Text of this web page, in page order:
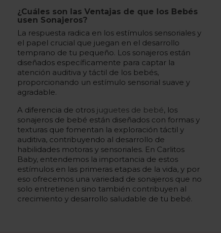
¿Cuáles son las Ventajas de que los Bebés
usen Sonajeros?
La respuesta radica en los estímulos sensoriales y
el papel crucial que juegan en el desarrollo
temprano de tu pequeño. Los sonajeros están
diseñados específicamente para captar la
atención auditiva y táctil de los bebés,
proporcionando un estímulo sensorial suave y
agradable.
A diferencia de otros juguetes de bebé, los
sonajeros de bebé están diseñados con formas y
texturas que fomentan la exploración táctil y
auditiva, contribuyendo al desarrollo de
habilidades motoras y sensoriales. En Carlitos
Baby, entendemos la importancia de estos
estímulos en las primeras etapas de la vida, y por
eso ofrecemos una variedad de sonajeros que no
solo entretienen sino también contribuyen al
crecimiento y desarrollo saludable de tu bebé.